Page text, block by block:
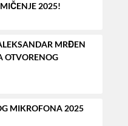
2025!
MRĐEN
OTVORENOG
MIKROFONA 2025